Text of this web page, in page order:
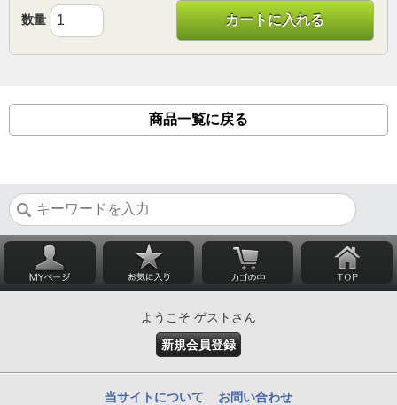
数量 カートに入れる
商品一覧に戻る
ようこそ ゲストさん
新規会員登録
当サイトについて お問い合わせ